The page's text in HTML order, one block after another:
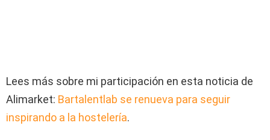
Lees más sobre mi participación en esta noticia de
Alimarket: Bartalentlab se renueva para seguir
inspirando a la hostelería.